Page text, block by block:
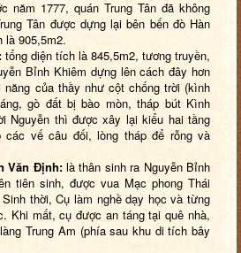
năm 1777, quán Trung Tân đã không
Tân được dựng lại bên bến đò Hàn
là 905,5m2.
tổng diện tích là 845,5m2, tương truyền,
Bỉnh Khiêm dựng lên cách đây hơn
của thầy như cột chống trời (kình
gò đất bị bào mòn, tháp bút Kình
Nguyễn thì được xây lại kiểu hai tầng
các vế câu đối, lòng tháp để rỗng và
Văn Định:là thân sinh ra Nguyễn Bỉnh
tiên sinh, được vua Mạc phong Thái
thời, Cụ làm nghề dạy học và từng
Khi mất, cụ được an táng tại quê nhà,
Trung Am (phía sau khu di tích bây